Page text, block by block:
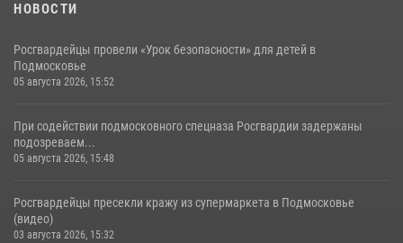
НОВОСТИ
Росгвардейцы провели «Урок безопасности» для детей в
Подмосковье
05 августа 2026, 15:52
При содействии подмосковного спецназа Росгвардии задержаны
подозреваем...
05 августа 2026, 15:48
Росгвардейцы пресекли кражу из супермаркета в Подмосковье
(видео)
03 августа 2026, 15:32